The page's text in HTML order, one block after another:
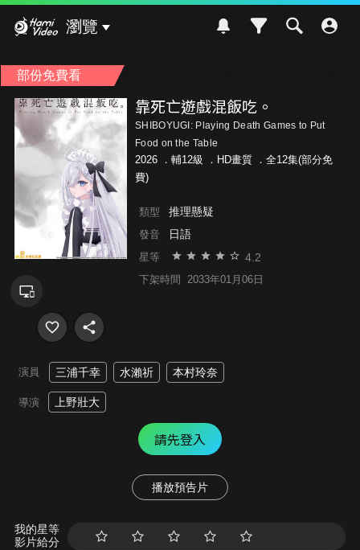
瀏覽
部份免費看
靠死亡遊戲混飯吃。
SHIBOYUGI: Playing Death Games to Put
Food on the Table
2026 ． 輔12級
．HD畫質 ．全12集(部分免
費)
類型 推理懸疑
發音 日語
星等 4.2
下架時間 2033年01月06日
演員 三浦千幸 水瀨祈 本村玲奈
導演 上野壯大
請先登入
播放預告片
我的星等
影片給分